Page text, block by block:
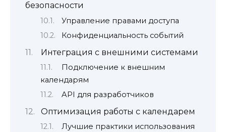
безопасности
Управление правами доступа
Конфиденциальность событий
Интеграция с внешними системами
Подключение к внешним
календарям
API для разработчиков
Оптимизация работы с календарем
Лучшие практики использования